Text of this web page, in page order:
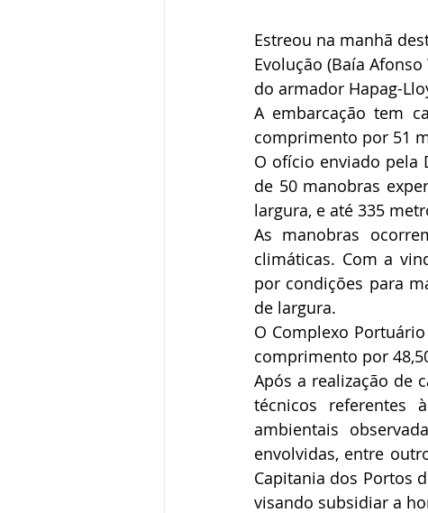
Estreou na manhã
Evolução (Baía
do armador Hapag-
A embarcação tem
comprimento por 51
O ofício enviado pela
de 50 manobras
largura, e até 335
As manobras
climáticas. Com a
por condições para
de largura.
O Complexo
comprimento por
Após a realização de
técnicos referentes
ambientais
envolvidas, entre
Capitania dos Portos
visando subsidiar a